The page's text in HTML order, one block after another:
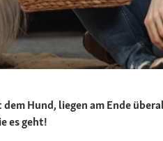
Hund, liegen am Ende
es geht!